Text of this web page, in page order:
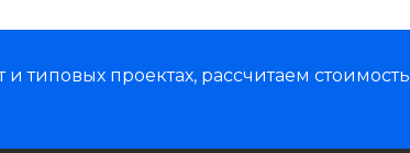
типовых проектах, рассчитаем стоимость